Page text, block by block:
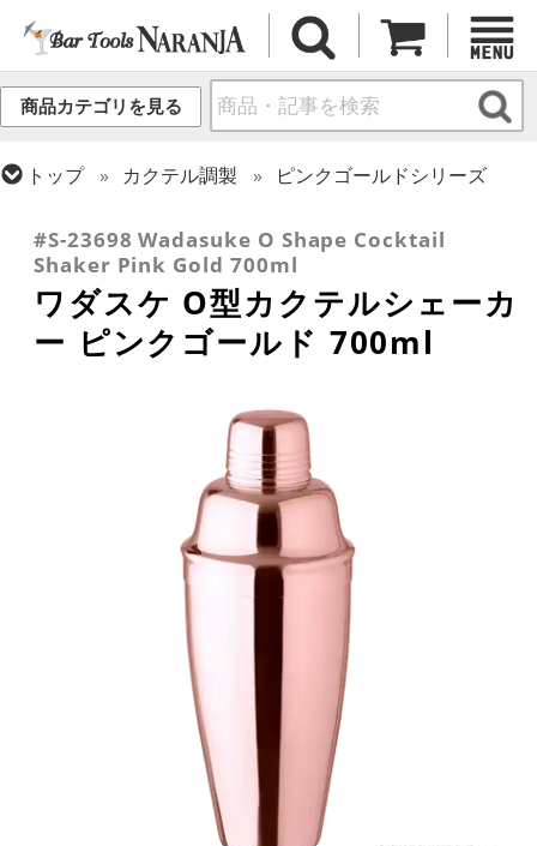
商品カテゴリを見る
トップ カクテル調製
ピンクゴールドシリーズ
#S-23698 Wadasuke O Shape Cocktail
Shaker Pink Gold 700ml
ワダスケ O型カクテルシェーカ
ー ピンクゴールド 700ml